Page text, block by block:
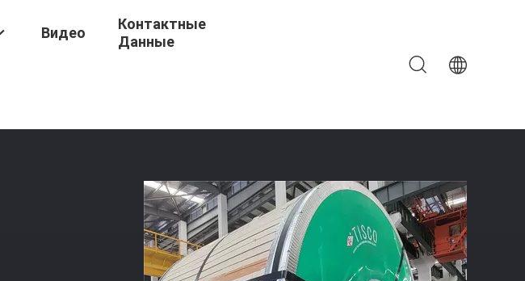
Видео
Контактные
Данные